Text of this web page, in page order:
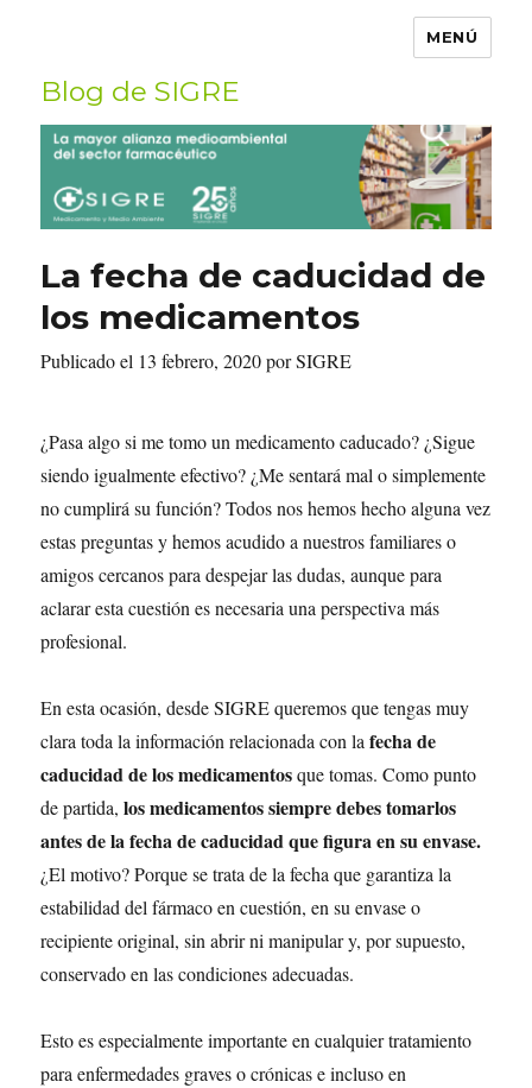
MENÚ
Blog de SIGRE
Buscar
por:
La fecha de caducidad de
los medicamentos
Publicado el 13 febrero, 2020 por SIGRE
¿Pasa algo si me tomo un medicamento caducado? ¿Sigue
siendo igualmente efectivo? ¿Me sentará mal o simplemente
no cumplirá su función? Todos nos hemos hecho alguna vez
estas preguntas y hemos acudido a nuestros familiares o
amigos cercanos para despejar las dudas, aunque para
aclarar esta cuestión es necesaria una perspectiva más
profesional.
En esta ocasión, desde SIGRE queremos que tengas muy
clara toda la información relacionada con lafecha de
caducidad de los medicamentosque tomas. Como punto
de partida,los medicamentos siempre debes tomarlos
antes de la fecha de caducidad que figura en su envase.
¿El motivo? Porque se trata de la fecha que garantiza la
estabilidad del fármaco en cuestión, en su envase o
recipiente original, sin abrir ni manipular y, por supuesto,
conservado en las condiciones adecuadas.
Esto es especialmente importante en cualquier tratamiento
para enfermedades graves o crónicas e incluso en